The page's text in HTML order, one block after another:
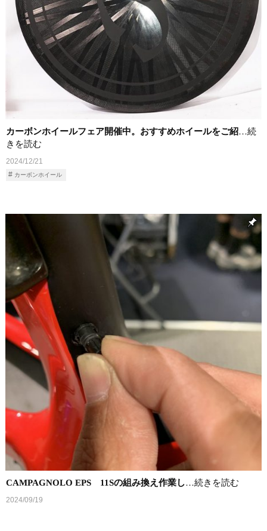
カーボンホイールフェア開催中。おすすめホイールをご紹…続
きを読む
2024/12/21
カーボンホイール
CAMPAGNOLO EPS 11Sの組み換え作業し…続きを読む
2024/09/19